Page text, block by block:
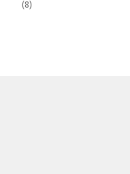
(8)